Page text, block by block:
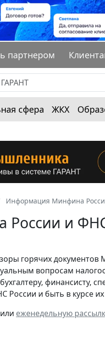
партнером
сфера ЖКХ
Информация Минфина
и
горячих
вопросам
финансисту,
и быть в курсе
или еженедельную